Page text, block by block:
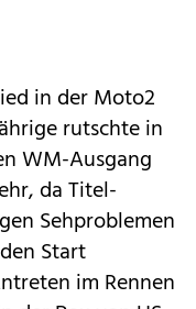
in der Moto2
rutschte in
WM-Ausgang
da Titel-
Sehproblemen
Start
im Rennen